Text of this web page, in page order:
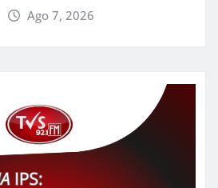
Ago 7, 2026